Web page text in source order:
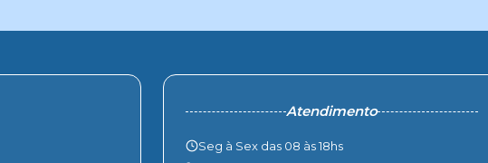
Atendimento
Seg à Sex das 08 às 18hs